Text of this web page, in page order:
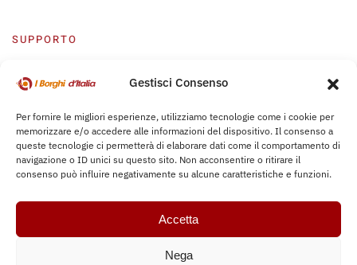
Gestisci Consenso
Per fornire le migliori esperienze, utilizziamo tecnologie come i cookie per
memorizzare e/o accedere alle informazioni del dispositivo. Il consenso a
queste tecnologie ci permetterà di elaborare dati come il comportamento di
navigazione o ID unici su questo sito. Non acconsentire o ritirare il
consenso può influire negativamente su alcune caratteristiche e funzioni.
Accetta
Nega
SUPPORTO
Centro Supporto
Leggi Bochure